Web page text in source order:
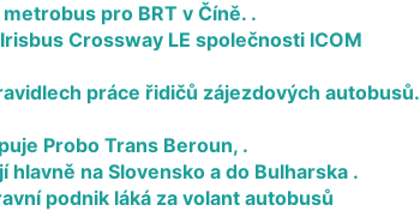
pro BRT v Číně. .
Crossway LE společnosti ICOM
práce řidičů zájezdových autobusů.
Probo Trans Beroun, .
na Slovensko a do Bulharska .
podnik láká za volant autobusů